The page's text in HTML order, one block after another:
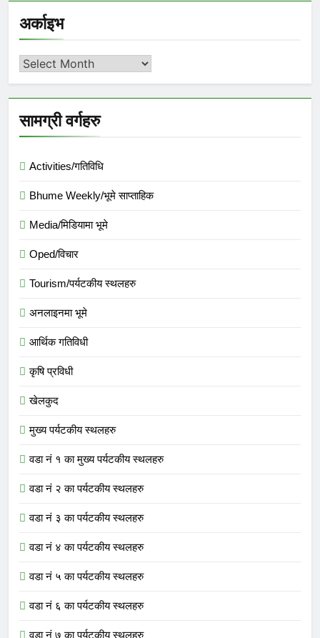
अर्काइभ
अर्काइभ
सामग्री वर्गहरु
Activities/गतिविधि
Bhume Weekly/भूमे साप्ताहिक
Media/मिडियामा भूमे
Oped/विचार
Tourism/पर्यटकीय स्थलहरु
अनलाइनमा भूमे
आर्थिक गतिविधी
कृषि प्रविधी
खेलकुद
मुख्य पर्यटकीय स्थलहरु
वडा नं १ का मुख्य पर्यटकीय स्थलहरु
वडा नं २ का पर्यटकीय स्थलहरु
वडा नं ३ का पर्यटकीय स्थलहरु
वडा नं ४ का पर्यटकीय स्थलहरु
वडा नं ५ का पर्यटकीय स्थलहरु
वडा नं ६ का पर्यटकीय स्थलहरु
वडा नं ७ का पर्यटकीय स्थलहरु